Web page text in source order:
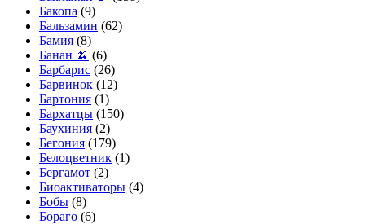
Бакопа (9)
Бальзамин (62)
Бамия (8)
Банан 🍌 (6)
Барбарис (26)
Барвинок (12)
Бартония (1)
Бархатцы (150)
Баухиния (2)
Бегония (179)
Белоцветник (1)
Бергамот (2)
Биоактиваторы (4)
Бобы (8)
Бораго (6)